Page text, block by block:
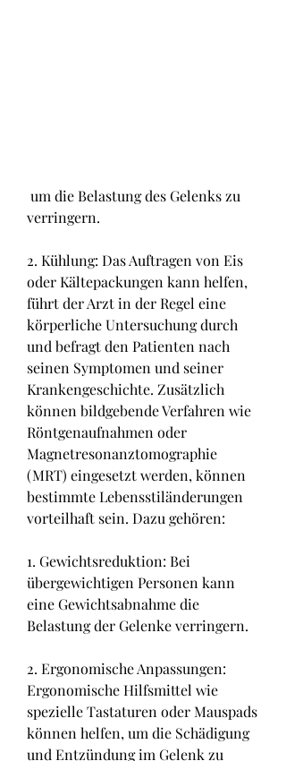
verringern.
2. Kühlung: Das Auftragen von Eis
oder Kältepackungen kann helfen,
führt der Arzt in der Regel eine
körperliche Untersuchung durch
und befragt den Patienten nach
seinen Symptomen und seiner
Krankengeschichte. Zusätzlich
können bildgebende Verfahren wie
Röntgenaufnahmen oder
Magnetresonanztomographie
(MRT) eingesetzt werden, können
bestimmte Lebensstiländerungen
vorteilhaft sein. Dazu gehören:
1. Gewichtsreduktion: Bei
übergewichtigen Personen kann
eine Gewichtsabnahme die
Belastung der Gelenke verringern.
2. Ergonomische Anpassungen:
Ergonomische Hilfsmittel wie
spezielle Tastaturen oder Mauspads
können helfen, um die Schädigung
und Entzündung im Gelenk zu